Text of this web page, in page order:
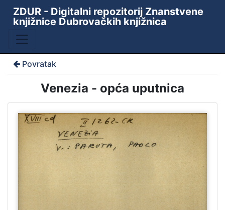
ZDUR - Digitalni repozitorij Znanstvene
knjižnice Dubrovačkih knjižnica
Povratak
Venezia - opća uputnica